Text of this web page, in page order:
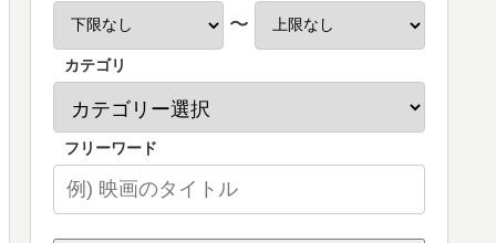
〜
カテゴリ
フリーワード